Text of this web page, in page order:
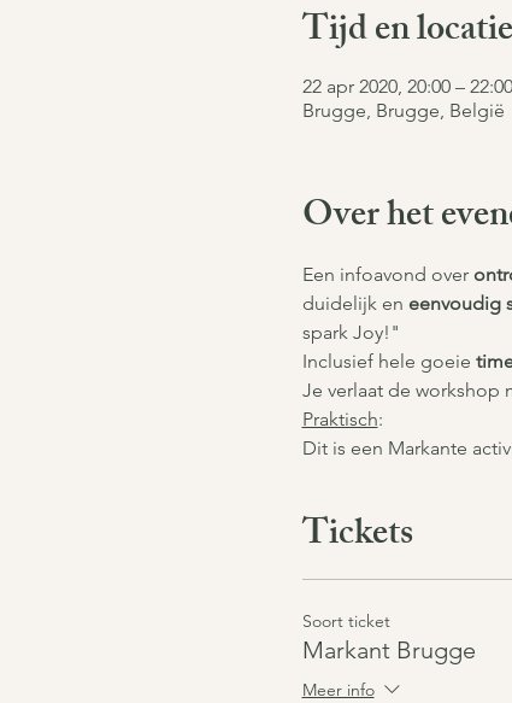
Tijd en locatie
22 apr 2020, 20:00 – 22:00
Brugge, Brugge, België
Over het
Een infoavond over
duidelijk en eenvoudig
spark Joy!"
Inclusief hele goeie
Je verlaat de workshop
Praktisch:
Dit is een Markante
Tickets
Soort ticket
Markant Brugge
Meer info